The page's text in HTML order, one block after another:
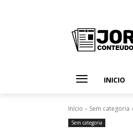
INICIO
Início Sem categoria
Sem categoria